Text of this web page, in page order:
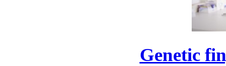
Genetic